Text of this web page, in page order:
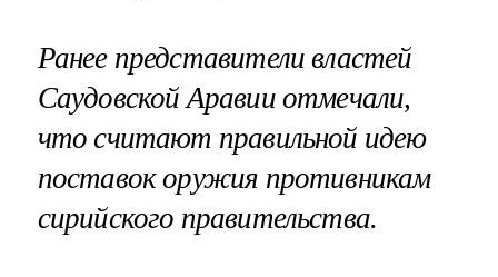
Ранее представители властей
Саудовской Аравии отмечали,
что считают правильной идею
поставок оружия противникам
сирийского правительства.